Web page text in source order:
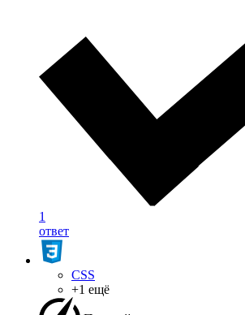
1
ответ
CSS
+1 ещё